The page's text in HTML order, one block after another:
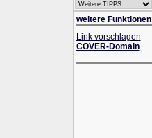
weitere Funktionen
Link vorschlagen
COVER-Domain